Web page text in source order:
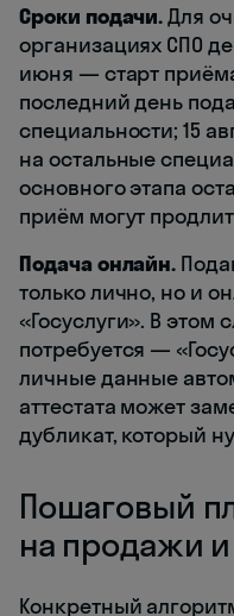
Сроки подачи.Для
организациях СПО
июня — старт
последний день
специальности; 15
на остальные
основного этапа
приём могут
Подача онлайн.
только лично, но и
«Госуслуги». В этом
потребуется —
личные данные
аттестата может
дубликат, который
Пошаговый
на продажи
Конкретный